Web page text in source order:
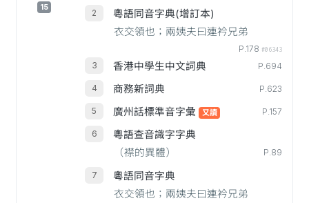
15
粵語同音字典(增訂本)
衣交領也；兩姨夫曰連衿兄弟
P.178 #06343
香港中學生中文詞典 P.694
商務新詞典 P.623
廣州話標準音字彙 又讀 P.157
粵語查音識字字典
（襟的異體）
P.89
粵語同音字典
衣交領也；兩姨夫曰連衿兄弟